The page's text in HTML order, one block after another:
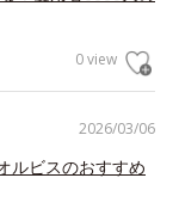
0 view
2026/03/06
ルビスのおすすめ